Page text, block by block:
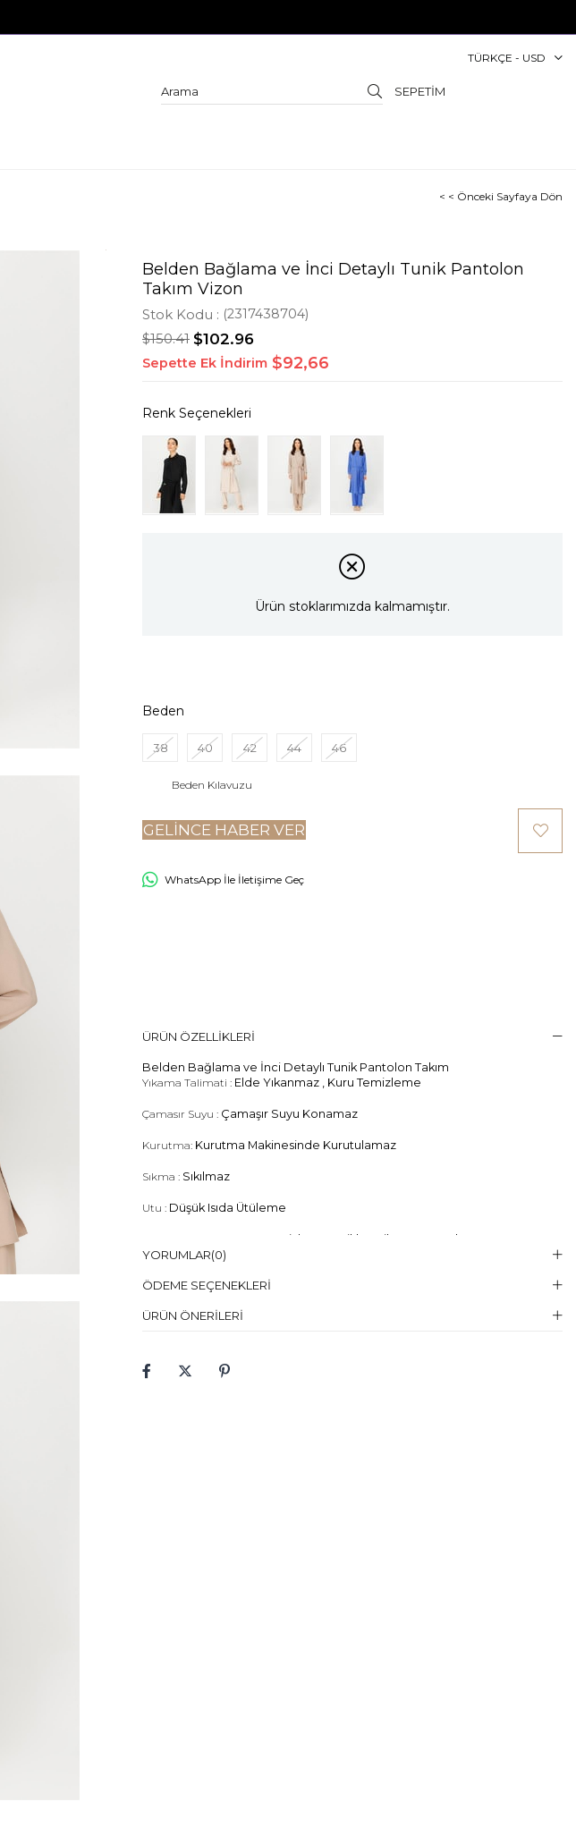
TÜRKÇE - USD
SEPETIM
< < Önceki Sayfaya Dön
Belden Bağlama ve İnci Detaylı Tunik Pantolon
Takım Vizon
Stok Kodu (2317438704)
$150.41 $102.96
Sepette Ek İndirim $92,66
Ürün stoklarımızda kalmamıştır.
Beden
38 40 42 44 46
Beden Kılavuzu
GELINCE HABER VER
WhatsApp İle İletişime Geç
ÜRÜN ÖZELLIKLERI
Belden Bağlama ve İnci Detaylı Tunik Pantolon Takım
Yıkama Talimati : Elde Yıkanmaz , Kuru Temizleme
Çamasır Suyu : Çamaşır Suyu Konamaz
Kurutma: Kurutma Makinesinde Kurutulamaz
Sıkma : Sıkılmaz
Utu : Düşük Isıda Ütüleme
Kuru Temizleme , Trikloretilen Ayırıçısıyla Az Çözücü
Beden
Kumaş Karışımı
YORUMLAR(0)
ÖDEME SEÇENEKLERI
ÜRÜN ÖNERILERI